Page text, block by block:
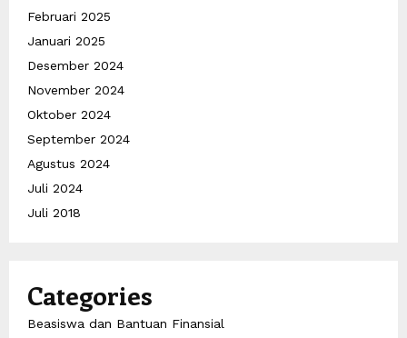
Februari 2025
Januari 2025
Desember 2024
November 2024
Oktober 2024
September 2024
Agustus 2024
Juli 2024
Juli 2018
Categories
Beasiswa dan Bantuan Finansial